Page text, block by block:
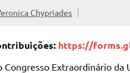
Chypriades
https://
Extraordinário da